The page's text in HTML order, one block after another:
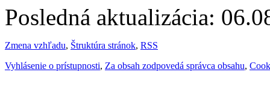
Posledná aktualizácia:
Zmena vzhľadu, Štruktúra stránok, RSS
Vyhlásenie o prístupnosti, Za obsah zodpovedá správca obsahu,